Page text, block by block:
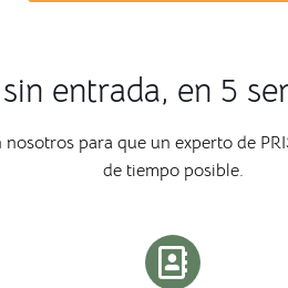
entrada, en 5
para que un experto de
de tiempo posible.